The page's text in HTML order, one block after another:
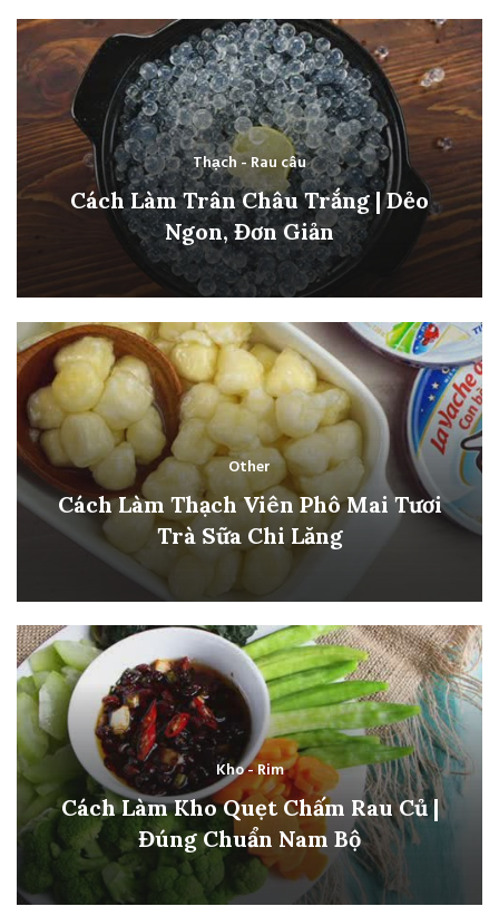
Thạch - Rau câu
Cách Làm Trân Châu Trắng | Dẻo
Ngon, Đơn Giản
Other
Cách Làm Thạch Viên Phô Mai Tươi
Trà Sữa Chi Lăng
Kho - Rim
Cách Làm Kho Quẹt Chấm Rau Củ |
Đúng Chuẩn Nam Bộ